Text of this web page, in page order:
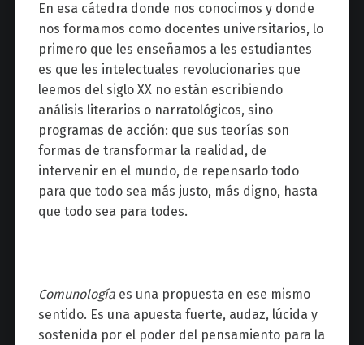
En esa cátedra donde nos conocimos y donde
nos formamos como docentes universitarios, lo
primero que les enseñamos a les estudiantes
es que les intelectuales revolucionaries que
leemos del siglo XX no están escribiendo
análisis literarios o narratológicos, sino
programas de acción: que sus teorías son
formas de transformar la realidad, de
intervenir en el mundo, de repensarlo todo
para que todo sea más justo, más digno, hasta
que todo sea para todes.
Comunologíaes una propuesta en ese mismo
sentido. Es una apuesta fuerte, audaz, lúcida y
sostenida por el poder del pensamiento para la